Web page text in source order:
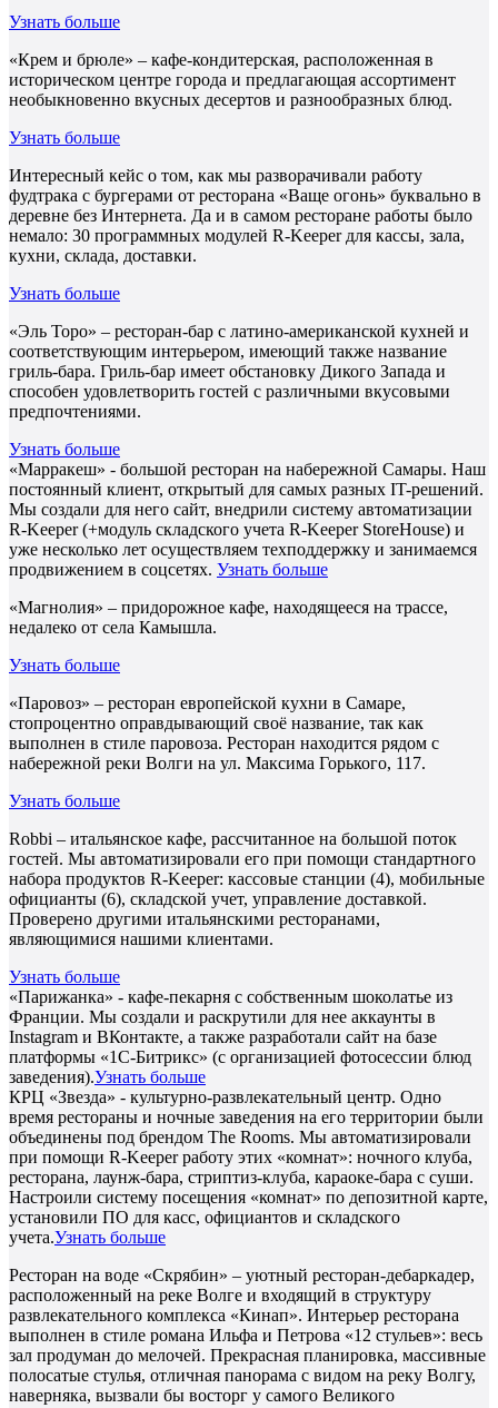
Узнать больше
«Крем и брюле» – кафе-кондитерская, расположенная в
историческом центре города и предлагающая ассортимент
необыкновенно вкусных десертов и разнообразных блюд.
Узнать больше
Интересный кейс о том, как мы разворачивали работу
фудтрака с бургерами от ресторана «Ваще огонь» буквально в
деревне без Интернета. Да и в самом ресторане работы было
немало: 30 программных модулей R-Keeper для кассы, зала,
кухни, склада, доставки.
Узнать больше
«Эль Торо» – ресторан-бар с латино-американской кухней и
соответствующим интерьером, имеющий также название
гриль-бара. Гриль-бар имеет обстановку Дикого Запада и
способен удовлетворить гостей с различными вкусовыми
предпочтениями.
Узнать больше
«Марракеш» - большой ресторан на набережной Самары. Наш
постоянный клиент, открытый для самых разных IT-решений.
Мы создали для него сайт, внедрили систему автоматизации
R-Keeper (+модуль складского учета R-Keeper StoreHouse) и
уже несколько лет осуществляем техподдержку и занимаемся
продвижением в соцсетях. Узнать больше
«Магнолия» – придорожное кафе, находящееся на трассе,
недалеко от села Камышла.
Узнать больше
«Паровоз» – ресторан европейской кухни в Самаре,
стопроцентно оправдывающий своё название, так как
выполнен в стиле паровоза. Ресторан находится рядом с
набережной реки Волги на ул. Максима Горького, 117.
Узнать больше
Robbi – итальянское кафе, рассчитанное на большой поток
гостей. Мы автоматизировали его при помощи стандартного
набора продуктов R-Keeper: кассовые станции (4), мобильные
официанты (6), складской учет, управление доставкой.
Проверено другими итальянскими ресторанами,
являющимися нашими клиентами.
Узнать больше
«Парижанка» - кафе-пекарня с собственным шоколатье из
Франции. Мы создали и раскрутили для нее аккаунты в
Instagram и ВКонтакте, а также разработали сайт на базе
платформы «1С-Битрикс» (с организацией фотосессии блюд
заведения).Узнать больше
КРЦ «Звезда» - культурно-развлекательный центр. Одно
время рестораны и ночные заведения на его территории были
объединены под брендом The Rooms. Мы автоматизировали
при помощи R-Keeper работу этих «комнат»: ночного клуба,
ресторана, лаунж-бара, стриптиз-клуба, караоке-бара с суши.
Настроили систему посещения «комнат» по депозитной карте,
установили ПО для касс, официантов и складского
учета.Узнать больше
Ресторан на воде «Скрябин» – уютный ресторан-дебаркадер,
расположенный на реке Волге и входящий в структуру
развлекательного комплекса «Кинап». Интерьер ресторана
выполнен в стиле романа Ильфа и Петрова «12 стульев»: весь
зал продуман до мелочей. Прекрасная планировка, массивные
полосатые стулья, отличная панорама с видом на реку Волгу,
наверняка, вызвали бы восторг у самого Великого